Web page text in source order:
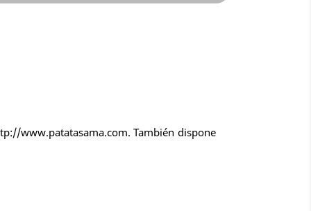
www.patatasama.com. También dispone